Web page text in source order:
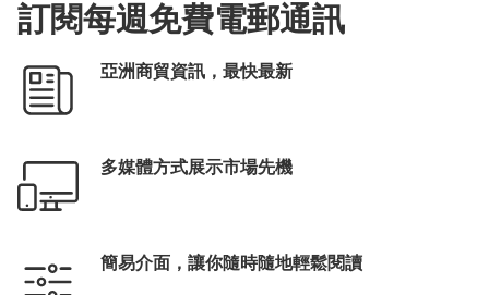
訂閱每週免費電郵通訊
亞洲商貿資訊，最快最新
多媒體方式展示市場先機
簡易介面，讓你隨時隨地輕鬆閱讀